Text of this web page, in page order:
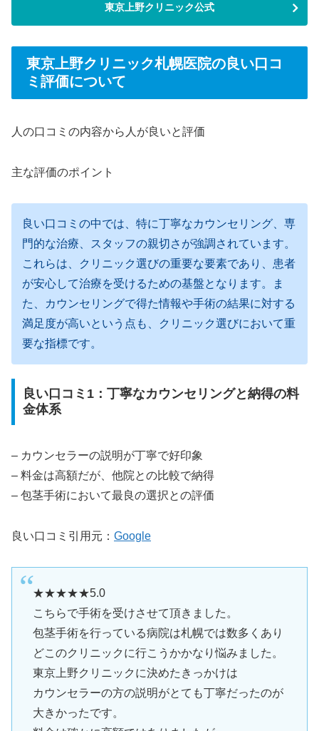
東京上野クリニック公式
東京上野クリニック札幌医院の良い口コ
ミ評価について
人の口コミの内容から人が良いと評価
主な評価のポイント
良い口コミの中では、特に丁寧なカウンセリング、専
門的な治療、スタッフの親切さが強調されています。
これらは、クリニック選びの重要な要素であり、患者
が安心して治療を受けるための基盤となります。ま
た、カウンセリングで得た情報や手術の結果に対する
満足度が高いという点も、クリニック選びにおいて重
要な指標です。
良い口コミ1：丁寧なカウンセリングと納得の料
金体系
– カウンセラーの説明が丁寧で好印象
– 料金は高額だが、他院との比較で納得
– 包茎手術において最良の選択との評価
良い口コミ引用元： Google
★★★★★5.0
こちらで手術を受けさせて頂きました。
包茎手術を行っている病院は札幌では数多くあり
どこのクリニックに行こうかかなり悩みました。
東京上野クリニックに決めたきっかけは
カウンセラーの方の説明がとても丁寧だったのが
大きかったです。